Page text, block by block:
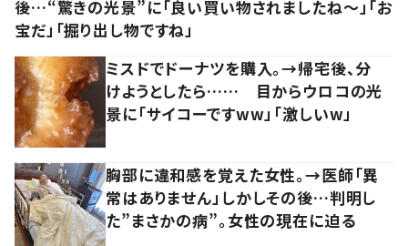
後…“驚きの光景”に「良い買い物されましたね～」「お
宝だ」「掘り出し物ですね」
ミスドでドーナツを購入。→帰宅後、分
けようとしたら…… 目からウロコの光
景に「サイコーですww」「激しいw」
胸部に違和感を覚えた女性。→医師「異
常はありません」しかしその後…判明し
た”まさかの病”。女性の現在に迫る